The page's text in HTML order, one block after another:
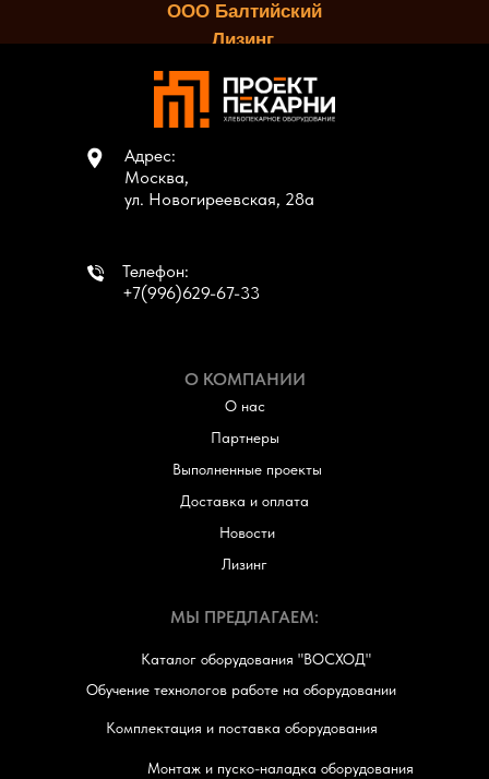
ООО Балтийский
Лизинг.
Адрес:
Москва,
ул. Новогиреевская, 28а
Телефон:
+7(996)629-67-33
О КОМПАНИИ
О нас
Партнеры
Выполненные проекты
Новости
Доставка и оплата
Лизинг
МЫ ПРЕДЛАГАЕМ:
Каталог оборудования "ВОСХОД"
Комплектация и поставка оборудования
Монтаж и пуско-наладка оборудования
Обучение технологов работе на оборудовании